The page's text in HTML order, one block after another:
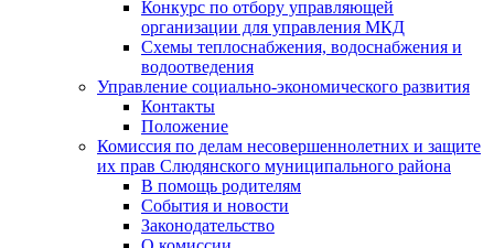
Конкурс по отбору управляющей
организации для управления МКД
Схемы теплоснабжения, водоснабжения и
водоотведения
Управление социально-экономического развития
Контакты
Положение
Комиссия по делам несовершеннолетних и защите
их прав Слюдянского муниципального района
В помощь родителям
События и новости
Законодательство